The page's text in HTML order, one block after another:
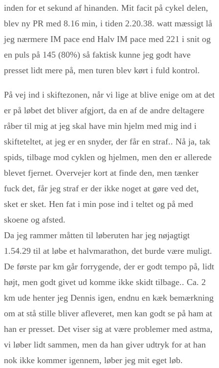
inden for et sekund af hinanden. Mit facit på cykel delen,
blev ny PR med 8.16 min, i tiden 2.20.38. watt mæssigt lå
jeg nærmere IM pace end Halv IM pace med 221 i snit og
en puls på 145 (80%) så faktisk kunne jeg godt have
presset lidt mere på, men turen blev kørt i fuld kontrol.
På vej ind i skiftezonen, når vi lige at blive enige om at det
er på løbet det bliver afgjort, da en af de andre deltagere
råber til mig at jeg skal have min hjelm med mig ind i
skifteteltet, at jeg er en snyder, der får en straf.. Nå ja, tak
spids, tilbage mod cyklen og hjelmen, men den er allerede
blevet fjernet. Overvejer kort at finde den, men tænker
fuck det, får jeg straf er der ikke noget at gøre ved det,
sket er sket. Hen fat i min pose ind i teltet og på med
skoene og afsted.
Da jeg rammer måtten til løberuten har jeg nøjagtigt
1.54.29 til at løbe et halvmarathon, det burde være muligt.
De første par km går forrygende, der er godt tempo på, lidt
højt, men godt givet ud komme ikke skidt tilbage.. Ca. 2
km ude henter jeg Dennis igen, endnu en kæk bemærkning
om at stå stille bliver afleveret, men kan godt se på ham at
han er presset. Det viser sig at være problemer med astma,
vi løber lidt sammen, men da han giver udtryk for at han
nok ikke kommer igennem, løber jeg mit eget løb.